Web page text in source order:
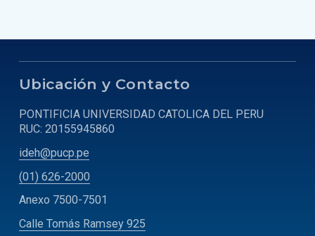
Ubicación y Contacto
PONTIFICIA UNIVERSIDAD CATOLICA DEL PERU
RUC: 20155945860
ideh@pucp.pe
(01) 626-2000
Anexo 7500-7501
Calle Tomás Ramsey 925